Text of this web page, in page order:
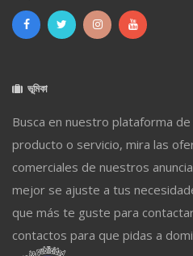
ভূমিকা
Busca en nuestro plataforma
producto o servicio, mira las
comerciales de nuestros
mejor se ajuste a tus
que más te guste para
contactos para que pidas a